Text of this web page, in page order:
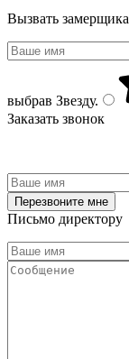
Вызвать замерщика
выбрав Звезду.
Заказать звонок
Письмо директору